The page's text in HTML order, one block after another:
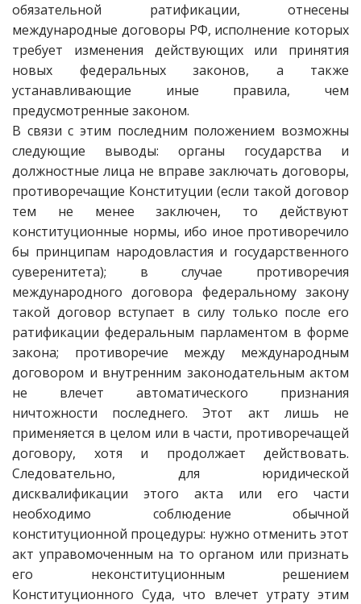
обязательной ратификации, отнесены
международные договоры РФ, исполнение которых
требует изменения действующих или принятия
новых федеральных законов, а также
устанавливающие иные правила, чем
предусмотренные законом.
В связи с этим последним положением возможны
следующие выводы: органы государства и
должностные лица не вправе заключать договоры,
противоречащие Конституции (если такой договор
тем не менее заключен, то действуют
конституционные нормы, ибо иное противоречило
бы принципам народовластия и государственного
суверенитета); в случае противоречия
международного договора федеральному закону
такой договор вступает в силу только после его
ратификации федеральным парламентом в форме
закона; противоречие между международным
договором и внутренним законодательным актом
не влечет автоматического признания
ничтожности последнего. Этот акт лишь не
применяется в целом или в части, противоречащей
договору, хотя и продолжает действовать.
Следовательно, для юридической
дисквалификации этого акта или его части
необходимо соблюдение обычной
конституционной процедуры: нужно отменить этот
акт управомоченным на то органом или признать
его неконституционным решением
Конституционного Суда, что влечет утрату этим